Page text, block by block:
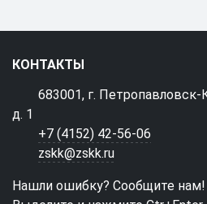
КОНТАКТЫ
683001, г. Петропавловск-
д. 1
+7 (4152) 42-56-06
zskk@zskk.ru
Нашли ошибку? Сообщите нам!